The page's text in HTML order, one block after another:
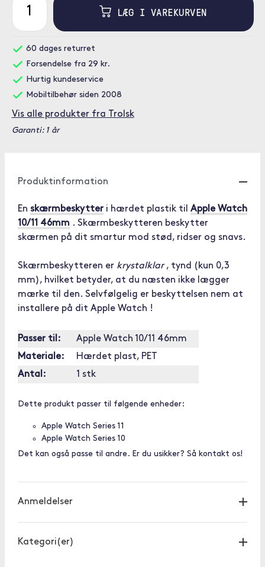
LÆG I VAREKURVEN
60 dages returret
Forsendelse fra 29 kr.
Hurtig kundeservice
Mobiltilbehør siden 2008
Vis alle produkter fra Trolsk
Garanti: 1 år
Produktinformation
En skærmbeskytter i hærdet plastik til Apple Watch
10/11 46mm . Skærmbeskytteren beskytter
skærmen på dit smartur mod stød, ridser og snavs.
Skærmbeskytteren er krystalklar, tynd (kun 0,3
mm), hvilket betyder, at du næsten ikke lægger
mærke til den. Selvfølgelig er beskyttelsen nem at
installere på dit Apple Watch !
Passer til:
Apple Watch 10/11 46mm
Materiale:
Hærdet plast, PET
Antal:
1 stk
Dette produkt passer til følgende enheder:
Apple Watch Series 11
Apple Watch Series 10
Det kan også passe til andre. Er du usikker? Så kontakt os!
Anmeldelser
Kategori(er)